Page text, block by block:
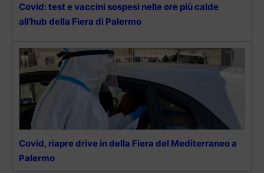
Covid: test e vaccini sospesi nelle ore più calde
all’hub della Fiera di Palermo
Covid, riapre drive in della Fiera del Mediterraneo a
Palermo